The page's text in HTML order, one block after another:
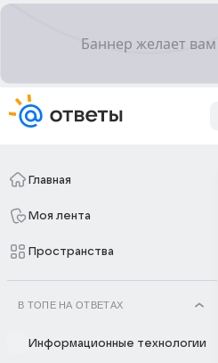
Главная
Моя лента
Пространства
В ТОПЕ НА ОТВЕТАХ
Информационные технологии